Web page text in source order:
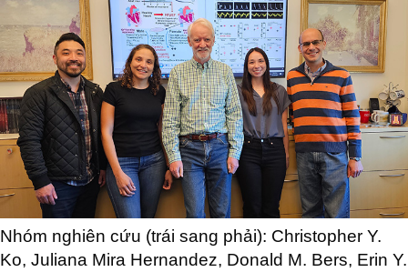
Nhóm nghiên cứu (trái sang phải): Christopher Y.
Ko, Juliana Mira Hernandez, Donald M. Bers, Erin Y.